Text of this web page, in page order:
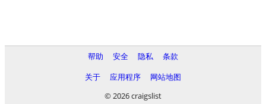
帮助 安全 隐私
条款
关于
应用程序
网站地图
© 2026 craigslist